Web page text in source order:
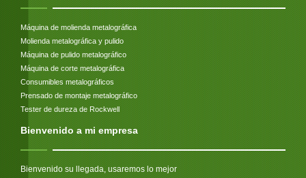
Máquina de molienda metalográfica
Molienda metalográfica y pulido
Máquina de pulido metalográfico
Máquina de corte metalográfica
Consumibles metalográficos
Prensado de montaje metalográfico
Tester de dureza de Rockwell
Bienvenido a mi empresa
Bienvenido su llegada, usaremos lo mejor